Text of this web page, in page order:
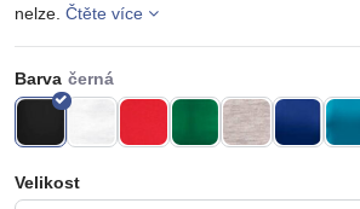
nelze. Čtěte více
Barva
Velikost